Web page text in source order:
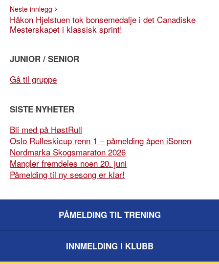
Neste innlegg
Håkon Hjelstuen tok bonsemedalje i det Canadiske
Mesterskapet i klassisk sprint!
JUNIOR / SENIOR
Gå til gruppe
SISTE NYHETER
Bli med på HøstRull
Oslo Rulleskicup renn 1 – påmelding åpen iSonen
Nordmarka Skogsmaraton 2026
Mangler fremdeles noen 20. juni
Påmelding til ny sesong er klar!
PÅMELDING TIL TRENING
INNMELDING I KLUBB